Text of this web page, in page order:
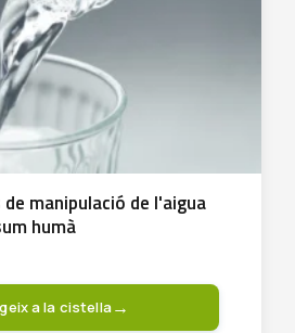
manipulació de l'aigua
humà
a la cistella